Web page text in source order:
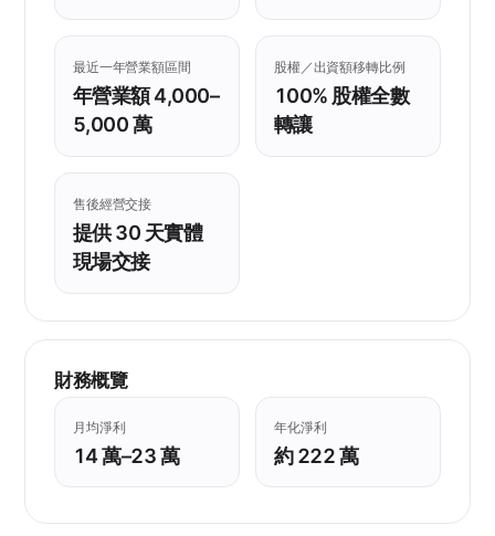
最近一年營業額區間
年營業額 4,000–
5,000 萬
股權／出資額移轉比例
100% 股權全數
轉讓
售後經營交接
提供 30 天實體
現場交接
財務概覽
月均淨利
14 萬–23 萬
年化淨利
約 222 萬